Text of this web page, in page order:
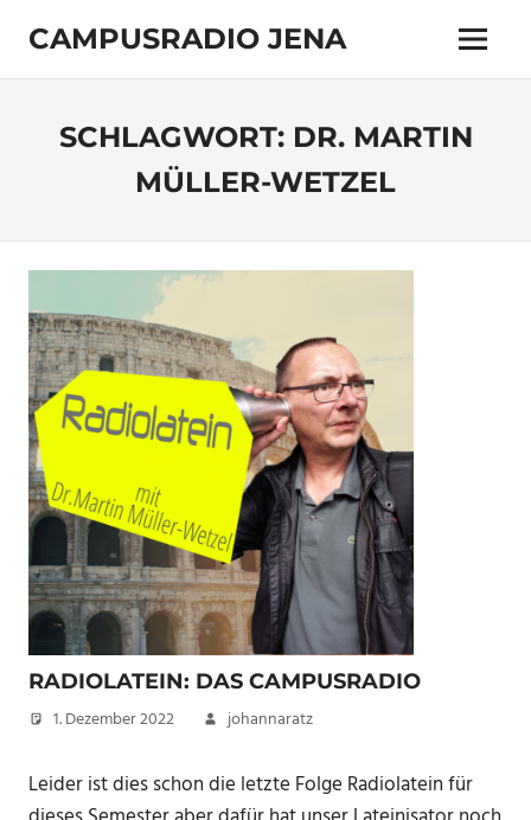
Inhalt
springen
CAMPUSRADIO JENA
103.4
Menü
SCHLAGWORT: DR. MARTIN
MÜLLER-WETZEL
RADIOLATEIN: DAS CAMPUSRADIO
1. Dezember 2022 johannaratz
Leider ist dies schon die letzte Folge Radiolatein für